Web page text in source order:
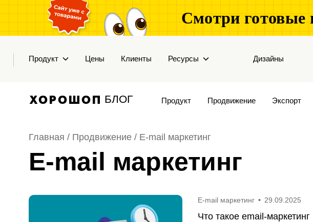
Смотри готовые
Продукт Цены Клиенты Ресурсы Дизайны
БЛОГ Продукт Продвижение Экспорт
Главная / Продвижение / E-mail маркетинг
E-mail маркетинг
E-mail маркетинг • 29.09.2025
Что такое email-маркетинг